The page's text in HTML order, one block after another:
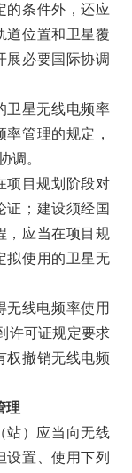
的条件外，还应
道位置和卫星覆
展必要国际协调
卫星无线电频率
管理的规定，
调。
项目规划阶段对
证；建设须经国
，应当在项目规
拟使用的卫星无
无线电频率使用
许可证规定要求
权撤销无线电频
理
站）应当向无线
设置、使用下列